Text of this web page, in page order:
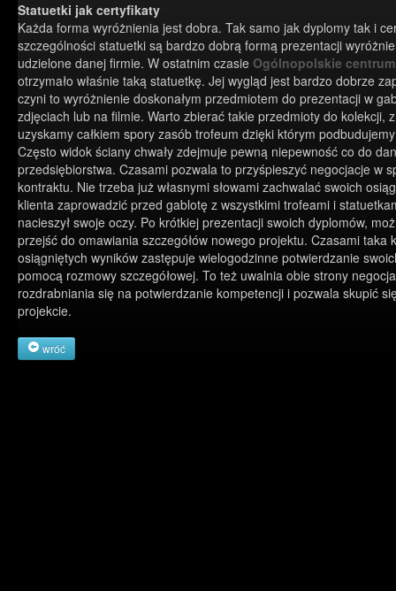
Statuetki jak certyfikaty
Każda forma wyróżnienia jest dobra. Tak samo jak dyplomy tak i
szczególności statuetki są bardzo dobrą formą prezentacji
udzielone danej firmie. W ostatnim czasie Ogólnopolskie
otrzymało właśnie taką statuetkę. Jej wygląd jest bardzo dobrze
czyni to wyróżnienie doskonałym przedmiotem do prezentacji w
zdjęciach lub na filmie. Warto zbierać takie przedmioty do kolekcji,
uzyskamy całkiem spory zasób trofeum dzięki którym
Często widok ściany chwały zdejmuje pewną niepewność co do
przedsiębiorstwa. Czasami pozwala to przyśpieszyć negocjacje w
kontraktu. Nie trzeba już własnymi słowami zachwalać swoich
klienta zaprowadzić przed gablotę z wszystkimi trofeami i
nacieszył swoje oczy. Po krótkiej prezentacji swoich dyplomów,
przejść do omawiania szczegółów nowego projektu. Czasami taka
osiągniętych wyników zastępuje wielogodzinne potwierdzanie
pomocą rozmowy szczegółowej. To też uwalnia obie strony
rozdrabniania się na potwierdzanie kompetencji i pozwala skupić
projekcie.
wróć